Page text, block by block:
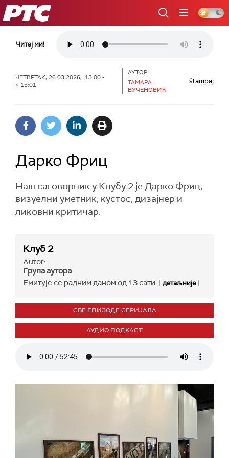
РТС
Читај ми!
ЧЕТВРТАК, 26.03.2026, 13:00 -
> 15:01
АУТОР:
ТАМАРА
ВУЧЕНОВИЋ
štampaj
Дарко Фриц
Наш саговорник у Клубу 2 је Дарко Фриц,
визуелни уметник, кустос, дизајнер и
ликовни критичар.
Клуб 2
Autor:
Група аутора
Емитује се радним даном од 13 сати. [детаљније]
СВЕ ЕПИЗОДЕ СЕРИЈАЛА
АУДИО ПОДКАСТ